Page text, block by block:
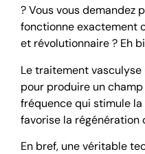
? Vous vous demandez
fonctionne exactement
et révolutionnaire ? Eh
Le traitement
pour produire un
fréquence qui stimule
favorise la régénération
En bref, une véritable